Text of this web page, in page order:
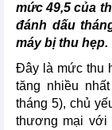
mức 49,5 của
đánh dấu
máy bị thu hẹp.
Đây là mức thu
tăng nhiều
tháng 5), chủ
thương mại với